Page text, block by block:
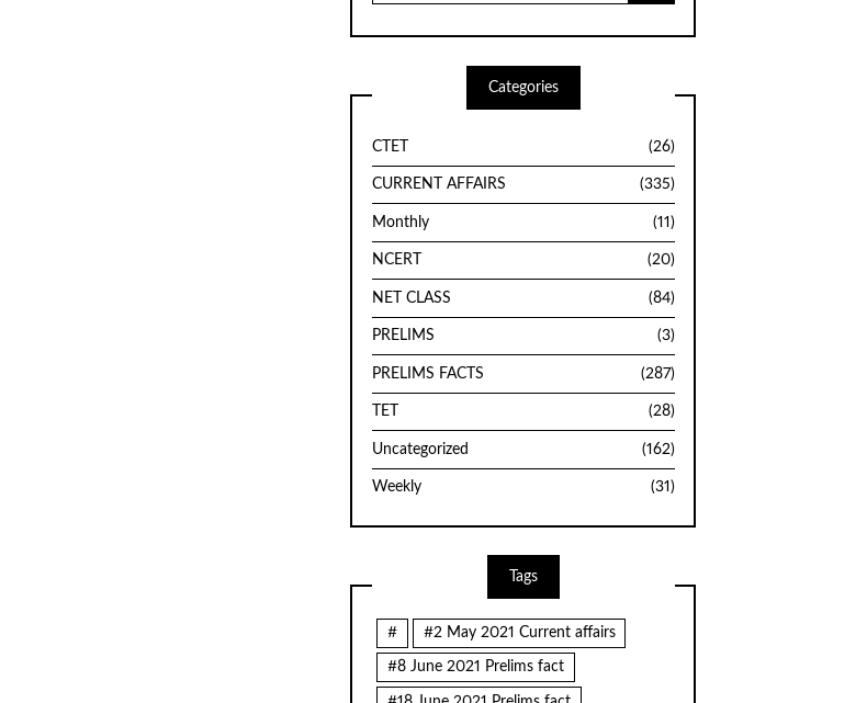
Categories
CTET (26)
CURRENT AFFAIRS (335)
Monthly (11)
NCERT (20)
NET CLASS (84)
PRELIMS (3)
PRELIMS FACTS (287)
TET (28)
Uncategorized (162)
Weekly (31)
Tags
# #2 May 2021 Current affairs
#8 June 2021 Prelims fact